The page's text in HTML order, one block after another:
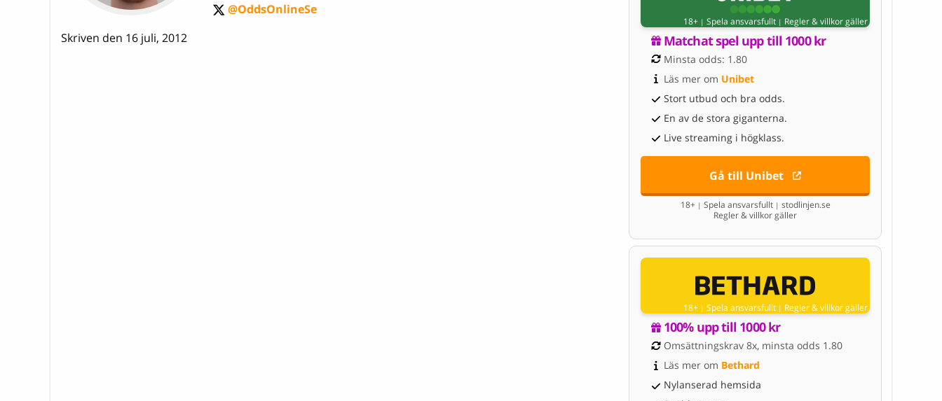
twitter
@OddsOnlineSe
Skriven den 16 juli, 2012
18+ | Spela ansvarsfullt | Regler & villkor gäller
Matchat spel upp till 1000 kr
Minsta odds: 1.80
Läs mer om Unibet
Stort utbud och bra odds.
En av de stora giganterna.
Live streaming i högklass.
Gå till Unibet
18+ | Spela ansvarsfullt | stodlinjen.se
Regler & villkor gäller
18+ | Spela ansvarsfullt | Regler & villkor gäller
100% upp till 1000 kr
Omsättningskrav 8x, minsta odds 1.80
Läs mer om Bethard
Nylanserad hemsida